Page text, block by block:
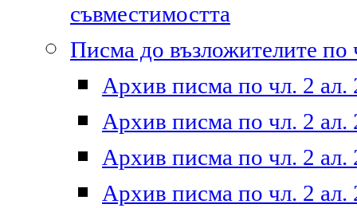
съвместимостта
Писма до възложителите по
Архив писма по чл. 2 ал.
Архив писма по чл. 2 ал.
Архив писма по чл. 2 ал.
Архив писма по чл. 2 ал.